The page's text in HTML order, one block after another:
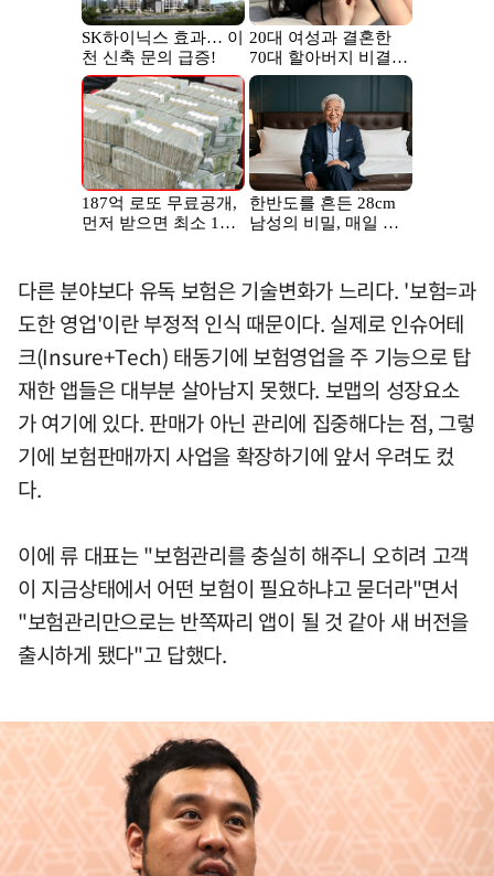
다른 분야보다 유독 보험은 기술변화가 느리다. '보험=과
도한 영업'이란 부정적 인식 때문이다. 실제로 인슈어테
크(Insure+Tech) 태동기에 보험영업을 주 기능으로 탑
재한 앱들은 대부분 살아남지 못했다. 보맵의 성장요소
가 여기에 있다. 판매가 아닌 관리에 집중해다는 점, 그렇
기에 보험판매까지 사업을 확장하기에 앞서 우려도 컸
다.
이에 류 대표는 "보험관리를 충실히 해주니 오히려 고객
이 지금상태에서 어떤 보험이 필요하냐고 묻더라"면서
"보험관리만으로는 반쪽짜리 앱이 될 것 같아 새 버전을
출시하게 됐다"고 답했다.